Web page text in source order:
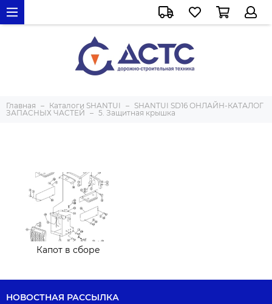
Главная Каталоги SHANTUI
SHANTUI SD16 ОНЛАЙН-КАТАЛОГ
ЗАПАСНЫХ ЧАСТЕЙ
5. Защитная крышка
Капот в сборе
НОВОСТНАЯ РАССЫЛКА